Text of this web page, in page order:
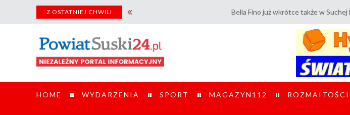
Z OSTATNIEJ CHWILI Bella Fino już wkrótce także w Suchej Beskidzkiej!
HOME WYDARZENIA SPORT MAGAZYN112 ROZMAITOŚCI